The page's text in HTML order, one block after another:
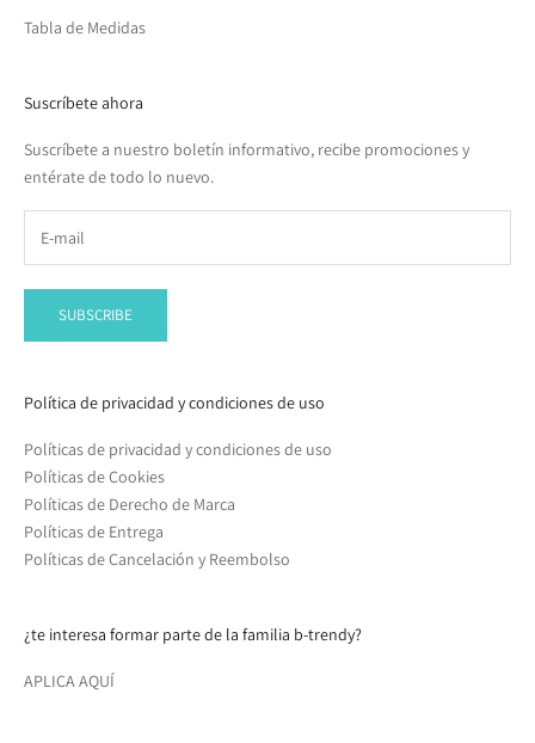
Tabla de Medidas
Suscríbete ahora
Suscríbete a nuestro boletín informativo, recibe promociones y
entérate de todo lo nuevo.
SUBSCRIBE
Política de privacidad y condiciones de uso
Políticas de privacidad y condiciones de uso
Políticas de Cookies
Políticas de Derecho de Marca
Políticas de Entrega
Políticas de Cancelación y Reembolso
¿te interesa formar parte de la familia b-trendy?
APLICA AQUÍ